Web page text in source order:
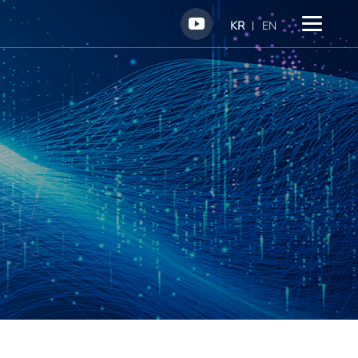
KR EN